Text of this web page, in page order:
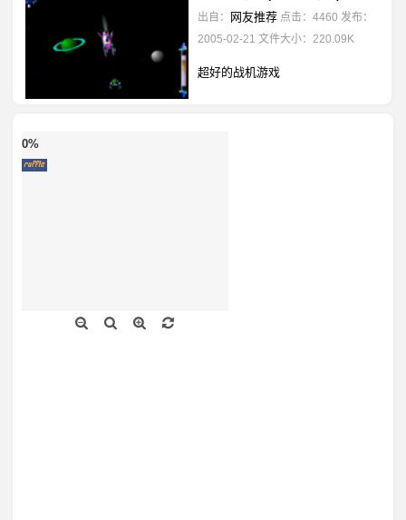
出自： 网友推荐 点击：4460 发布：
2005-02-21 文件大小：220.09K
超好的战机游戏
0%